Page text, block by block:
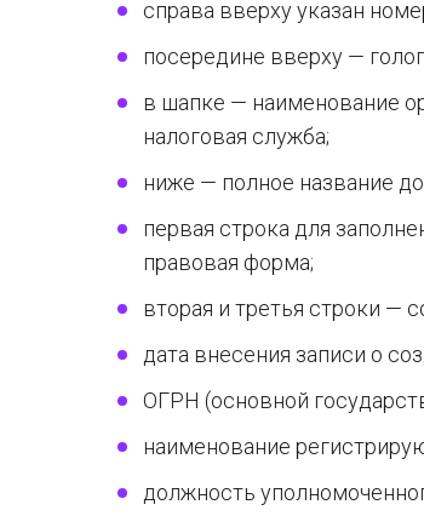
справа вверху указан
посередине вверху —
в шапке — наименование
налоговая служба;
ниже — полное название
первая строка для
правовая форма;
вторая и третья строки —
дата внесения записи о
ОГРН (основной
наименование
должность